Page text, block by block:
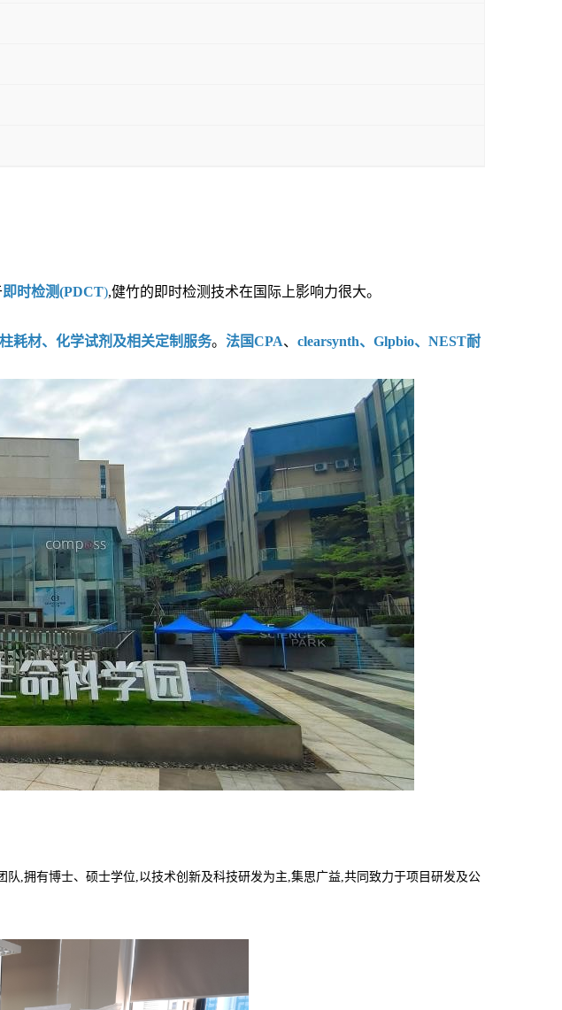
即时检测(PDCT),健竹的即时检测技术在国际上影响力很大。
耗材、化学试剂及相关定制服务。 法国CPA、 clearsynth、Glpbio、NEST耐
,拥有博士、硕士学位,以技术创新及科技研发为主,集思广益,共同致力于项目研发及公